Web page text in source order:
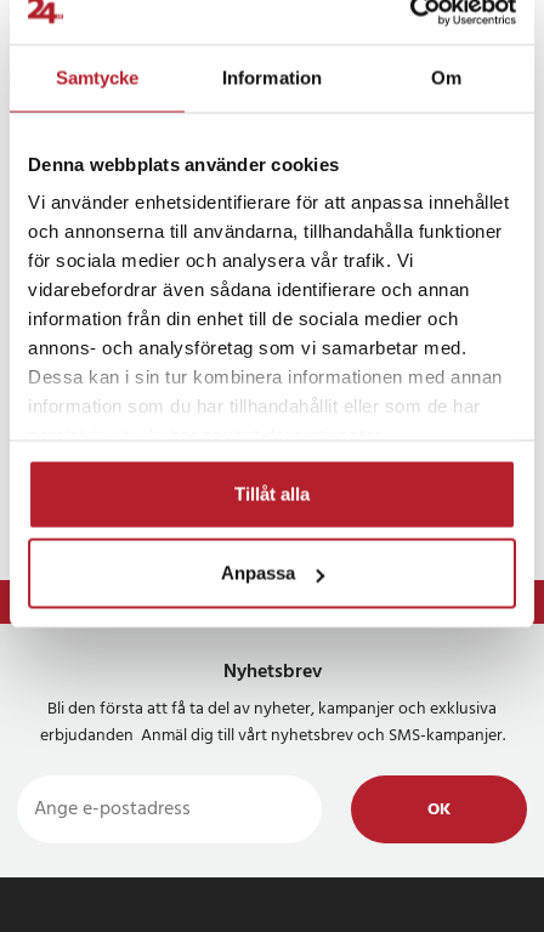
Samtycke Information Om
Denna webbplats använder cookies
Vi använder enhetsidentifierare för att anpassa innehållet
och annonserna till användarna, tillhandahålla funktioner
för sociala medier och analysera vår trafik. Vi
vidarebefordrar även sådana identifierare och annan
information från din enhet till de sociala medier och
annons- och analysföretag som vi samarbetar med.
Dessa kan i sin tur kombinera informationen med annan
information som du har tillhandahållit eller som de har
Tillåt alla
Anpassa
- Mått: 11,6 x 2,1 mm
280-51
370X
620
D370
D371
E370
GP370
R370/36
S921E
SG6
SP370
SR69
SR920W
SR921
Artikelnummer:114944
Fortsätt att fynda
Rea Övrigt Övriga batterier Rea 1-9 Kronor
Hemelektronik
⭐ 365 dagars öppet köp
Nyhetsbrev
Bli den första att få ta del av nyheter, kampanjer och exklusiva
erbjudanden Anmäl dig till vårt nyhetsbrev och SMS-kampanjer.
OK